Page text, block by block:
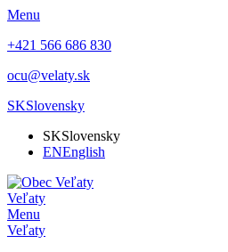
Menu
+421 566 686 830
ocu@velaty.sk
SKSlovensky
SKSlovensky
ENEnglish
Veľaty
Menu
Veľaty